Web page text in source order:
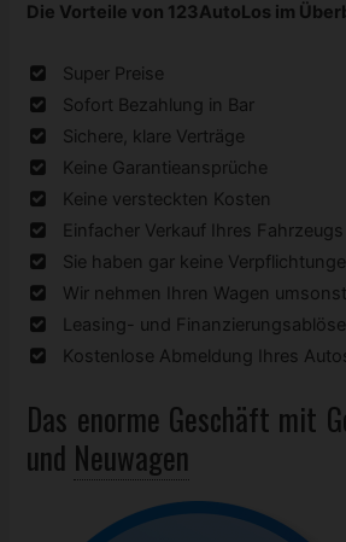
Die Vorteile von 123AutoLos im
Super Preise
Sofort Bezahlung in Bar
Sichere, klare Verträge
Keine Garantieansprüche
Keine versteckten Kosten
Einfacher Verkauf Ihres Fahrzeugs
Sie haben gar keine
Wir nehmen Ihren Wagen
Leasing- und
Kostenlose Abmeldung Ihres
Das enorme Geschäft mit
und Neuwagen